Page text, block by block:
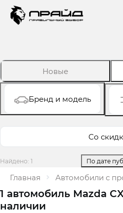
Новые
Бренд и модель
Со
Найдено: 1
Главная Автомобили с
1 автомобиль Mazda
наличии